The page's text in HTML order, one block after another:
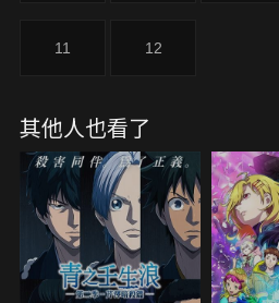
11 12
其他人也看了